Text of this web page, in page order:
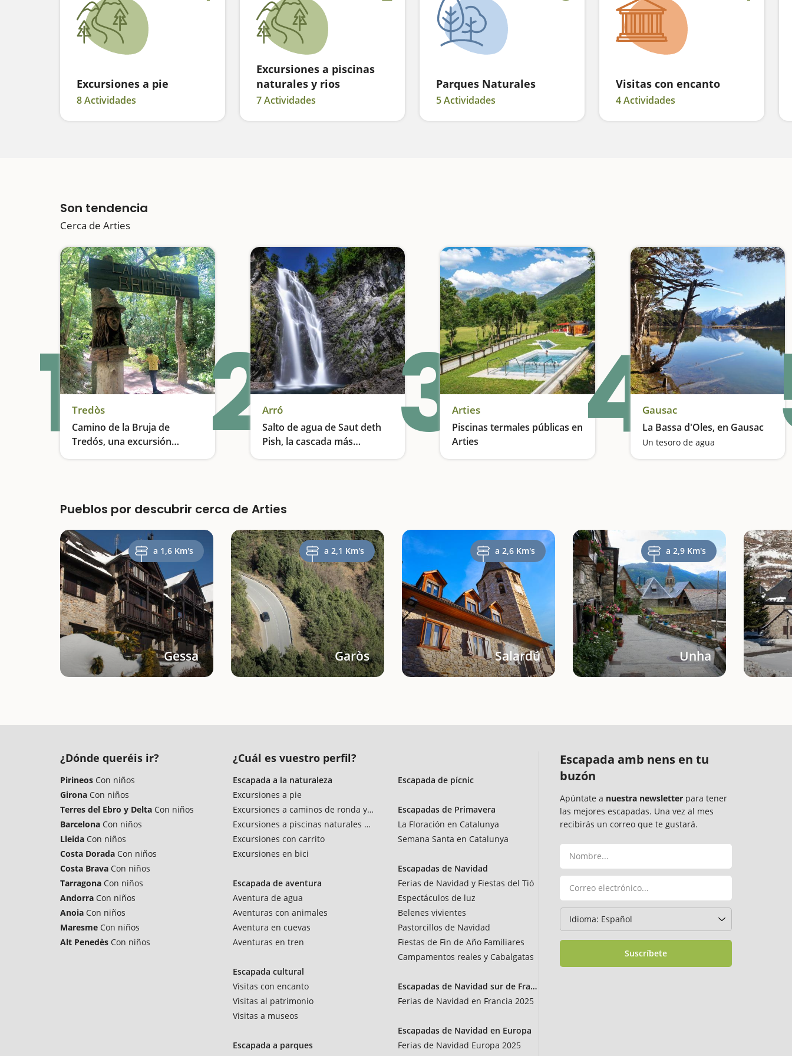
Excursiones a pie
8 Actividades
Excursiones a piscinas
naturales y rios
7 Actividades
Parques Naturales
5 Actividades
Visitas con encanto
4 Actividades
Son tendencia
Cerca de Arties
1Tredòs
Camino de la Bruja de
Tredós, una excursión
Una excursión ideal para hacer con niños 2Arró
Salto de agua de Saut deth
Pish, la cascada más
Una cascada de más de 50 metros 3Arties
Piscinas termales públicas en
Arties
Una experiencia relajante para el cuerpo y la mente envolventes de naturaleza4Gausac
La Bassa d'Oles, en Gausac
Un tesoro de agua
Pueblos por descubrir cerca de Arties
a 1,6 Km's
Gessa
a 2,1 Km's
Garòs
a 2,6 Km's
Salardú
a 2,9 Km's
Unha
¿Dónde queréis ir?
Pirineos Con niños
Girona Con niños
Terres del Ebro y Delta Con niños
Barcelona Con niños
Lleida Con niños
Costa Dorada Con niños
Costa Brava Con niños
Tarragona Con niños
Andorra Con niños
Anoia Con niños
Maresme Con niños
Alt Penedès Con niños
¿Cuál es vuestro perfil?
Escapada a la naturaleza
Excursiones a pie
Excursiones a caminos de ronda y vías verdes
Excursiones a piscinas naturales y rios
Excursiones con carrito
Excursiones en bici
Escapada de aventura
Aventura de agua
Aventuras con animales
Aventura en cuevas
Aventuras en tren
Escapada cultural
Visitas con encanto
Visitas al patrimonio
Visitas a museos
Escapada a parques
Escapada de pícnic
Escapadas de Primavera
La Floración en Catalunya
Semana Santa en Catalunya
Escapadas de Navidad
Ferias de Navidad y Fiestas del Tió
Espectáculos de luz
Belenes vivientes
Pastorcillos de Navidad
Fiestas de Fin de Año Familiares
Campamentos reales y Cabalgatas
Escapadas de Navidad sur de Francia
Ferias de Navidad en Francia 2025
Escapadas de Navidad en Europa
Ferias de Navidad Europa 2025
Escapada amb nens en tu
buzón
Apúntate a nuestra newsletter para tener
las mejores escapadas. Una vez al mes
recibirás un correo que te gustará.
Suscríbete